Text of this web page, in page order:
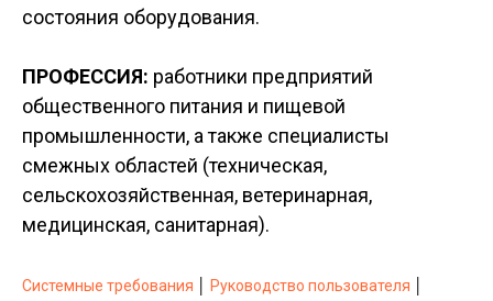
состояния оборудования.
ПРОФЕССИЯ: работники предприятий
общественного питания и пищевой
промышленности, а также специалисты
смежных областей (техническая,
сельскохозяйственная, ветеринарная,
медицинская, санитарная).
Системные требования Руководство пользователя